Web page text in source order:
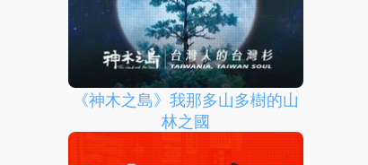
《神木之島》我那多山多樹的山
林之國